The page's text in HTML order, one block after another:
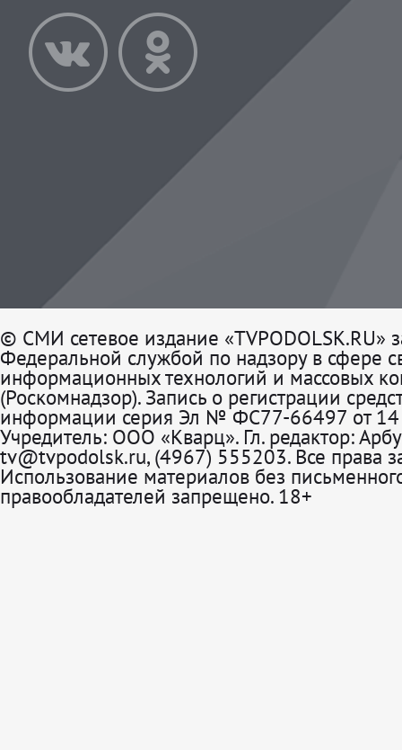
© СМИ сетевое издание «TVPODOLSK.RU»
Федеральной службой по надзору в сфере
информационных технологий и массовых
(Роскомнадзор). Запись о регистрации
информации серия Эл № ФС77-66497 от 14
Учредитель: ООО «Кварц». Гл. редактор:
tv@tvpodolsk.ru, (4967) 555203. Все права
Использование материалов без
правообладателей запрещено. 18+